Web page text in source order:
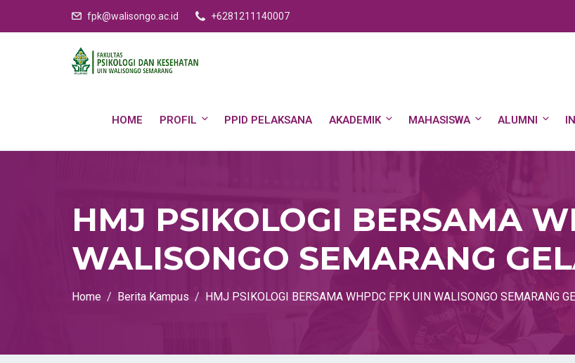
fpk@walisongo.ac.id +6281211140007
HOME PROFIL PPID PELAKSANA AKADEMIK MAHASISWA ALUMNI
HMJ PSIKOLOGI BERSAMA
WALISONGO SEMARANG
Home Berita Kampus HMJ PSIKOLOGI BERSAMA WHPDC FPK UIN WALISONGO SEMARANG